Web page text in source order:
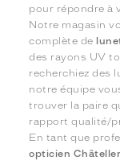
pour répondre à
Notre magasin
complète de
des rayons UV
recherchiez des
notre équipe
trouver la paire
rapport qualité/
En tant que
opticien